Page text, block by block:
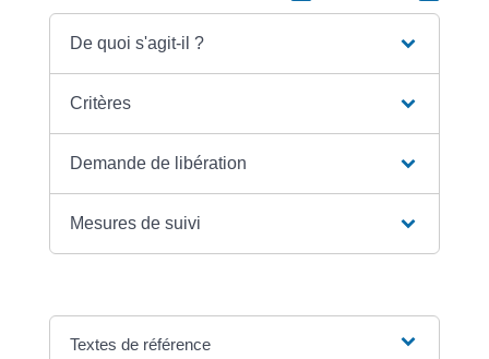
De quoi s'agit-il ?
Critères
Demande de libération
Mesures de suivi
Textes de référence